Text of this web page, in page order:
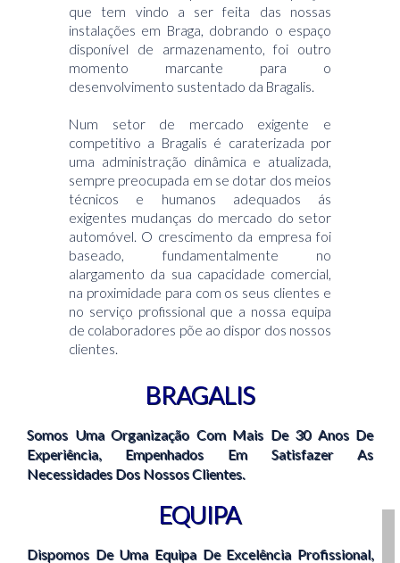
que tem vindo a ser feita das nossas
instalações em Braga, dobrando o espaço
disponível de armazenamento, foi outro
momento marcante para o
desenvolvimento sustentado da Bragalis.
Num setor de mercado exigente e
competitivo a Bragalis é caraterizada por
uma administração dinâmica e atualizada,
sempre preocupada em se dotar dos meios
técnicos e humanos adequados ás
exigentes mudanças do mercado do setor
automóvel. O crescimento da empresa foi
baseado, fundamentalmente no
alargamento da sua capacidade comercial,
na proximidade para com os seus clientes e
no serviço profissional que a nossa equipa
de colaboradores põe ao dispor dos nossos
clientes.
BRAGALIS
Somos Uma Organização Com Mais De 30 Anos De
Experiência, Empenhados Em Satisfazer As
Necessidades Dos Nossos Clientes.
EQUIPA
Dispomos De Uma Equipa De Excelência Profissional,